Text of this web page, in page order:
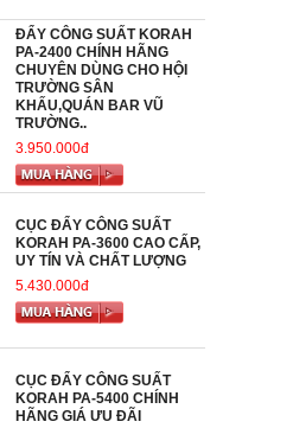
ĐẨY CÔNG SUẤT KORAH
PA-2400 CHÍNH HÃNG
CHUYÊN DÙNG CHO HỘI
TRƯỜNG SÂN
KHẤU,QUÁN BAR VŨ
TRƯỜNG..
3.950.000đ
CỤC ĐẨY CÔNG SUẤT
KORAH PA-3600 CAO CẤP,
UY TÍN VÀ CHẤT LƯỢNG
5.430.000đ
CỤC ĐẨY CÔNG SUẤT
KORAH PA-5400 CHÍNH
HÃNG GIÁ ƯU ĐÃI